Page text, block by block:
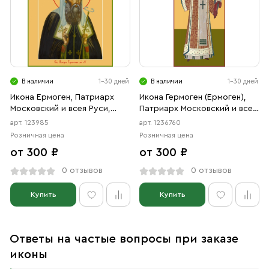
В наличии 1-30 дней
Икона Ермоген, Патриарх
Московский и всея Руси,
святитель (АРТ.00985)
арт. 123985
Розничная цена
от 300 ₽
0 отзывов
Купить
В наличии 1-30 дней
Икона Гермоген (Ермоген),
Патриарх Московский и всея
Руси, священномученик
(АРТ.06760)
арт. 1236760
Розничная цена
от 300 ₽
0 отзывов
Купить
Ответы на частые вопросы при заказе
иконы